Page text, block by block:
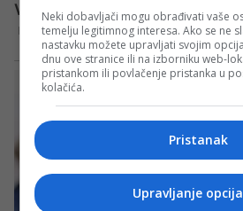
Neki dobavljači mogu obrađivati vaše
temelju legitimnog interesa. Ako se ne
nastavku možete upravljati svojim
dnu ove stranice ili na izborniku web-
pristankom ili povlačenje pristanka u
kolačića.
Pristanak
Upravljanje